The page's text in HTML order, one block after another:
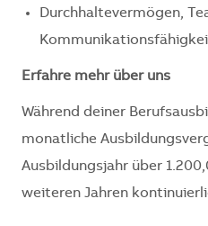
Durchhaltevermögen,
Erfahre mehr über uns
Während deiner
monatliche
Ausbildungsjahr über
weiteren Jahren